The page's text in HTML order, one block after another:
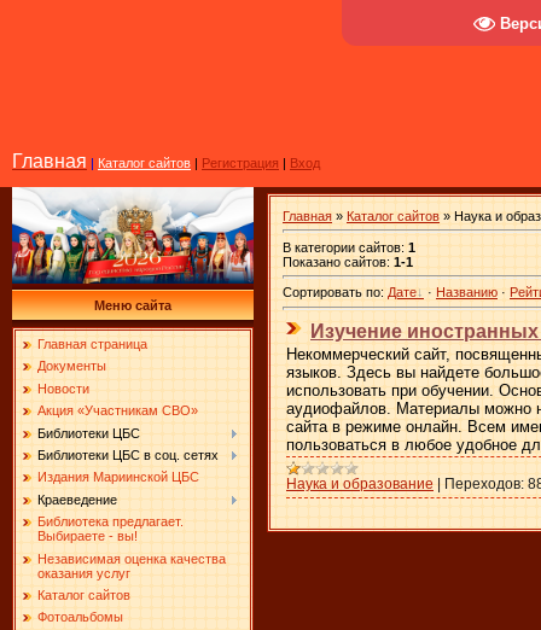
Главная | Каталог сайтов | Регистрация | Вход
Меню сайта
Главная страница
Документы
Новости
Акция «Участникам СВО»
Библиотеки ЦБС
Библиотеки ЦБС в соц. сетях
Издания Мариинской ЦБС
Краеведение
Библиотека предлагает.
Выбираете - вы!
Независимая оценка качества
оказания услуг
Каталог сайтов
Фотоальбомы
Главная » Каталог сайтов » Наука и
В категории сайтов: 1
Показано сайтов: 1-1
Сортировать по: Дате · Названию ·
Изучение
Некоммерческий сайт,
языков. Здесь вы найдете
использовать при обучении.
аудиофайлов. Материалы можно
сайта в режиме онлайн. Всем
пользоваться в любое удобное
Наука и образование | Переходов: